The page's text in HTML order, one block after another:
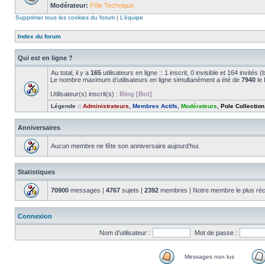
Modérateur: Pôle Technique
Supprimer tous les cookies du forum | L’équipe
Index du forum
Qui est en ligne ?
Au total, il y a 165 utilisateurs en ligne :: 1 inscrit, 0 invisible et 164 invités
Le nombre maximum d’utilisateurs en ligne simultanément a été de 7940 le
Utilisateur(s) inscrit(s) : Bing [Bot]
Légende :: Administrateurs Membres Actifs Modérateurs Pole Collection
Anniversaires
Aucun membre ne fête son anniversaire aujourd’hui.
Statistiques
70900 messages | 4767 sujets | 2392 membres | Notre membre le plus
Connexion
Nom d’utilisateur : Mot de passe :
Messages non lus